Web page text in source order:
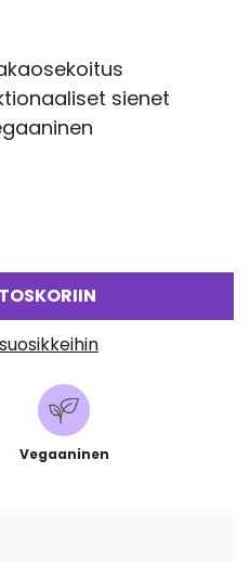
sienet
Vegaaninen